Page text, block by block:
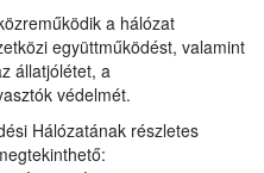
a hálózat
együttműködést, valamint
állatjólétet, a
védelmét.
Hálózatának részletes